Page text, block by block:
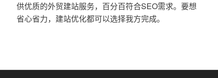
供优质的外贸建站服务，百分百符合SEO需求。要想
省心省力，建站优化都可以选择我方完成。